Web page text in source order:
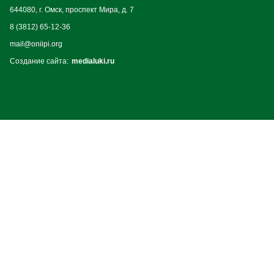
644080, г. Омск, проспект Мира, д. 7
8 (3812) 65-12-36
mail@oniipi.org
Создание сайта: medialuki.ru